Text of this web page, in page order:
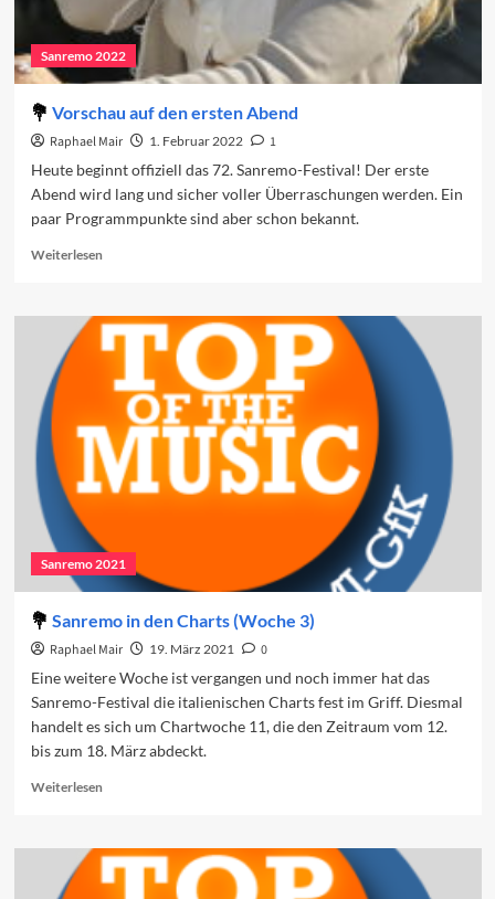
Sanremo 2022
Vorschau auf den ersten Abend
Raphael Mair 1. Februar 2022
1
Heute beginnt offiziell das 72. Sanremo-Festival! Der erste
Abend wird lang und sicher voller Überraschungen werden. Ein
paar Programmpunkte sind aber schon bekannt.
WeiterlesenRead
Vorschau
auf
den
ersten
Abend
Sanremo 2021
Sanremo in den Charts (Woche 3)
Raphael Mair 19. März 2021
0
Eine weitere Woche ist vergangen und noch immer hat das
Sanremo-Festival die italienischen Charts fest im Griff. Diesmal
handelt es sich um Chartwoche 11, die den Zeitraum vom 12.
bis zum 18. März abdeckt.
WeiterlesenRead
Sanremo
den